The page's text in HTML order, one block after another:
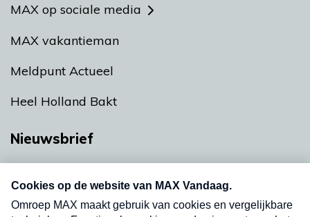
MAX op sociale media
MAX vakantieman
Meldpunt Actueel
Heel Holland Bakt
Nieuwsbrief
nieuwsbrief. Elke vrijdag- en dinsdagochtend in
uw mailbox.